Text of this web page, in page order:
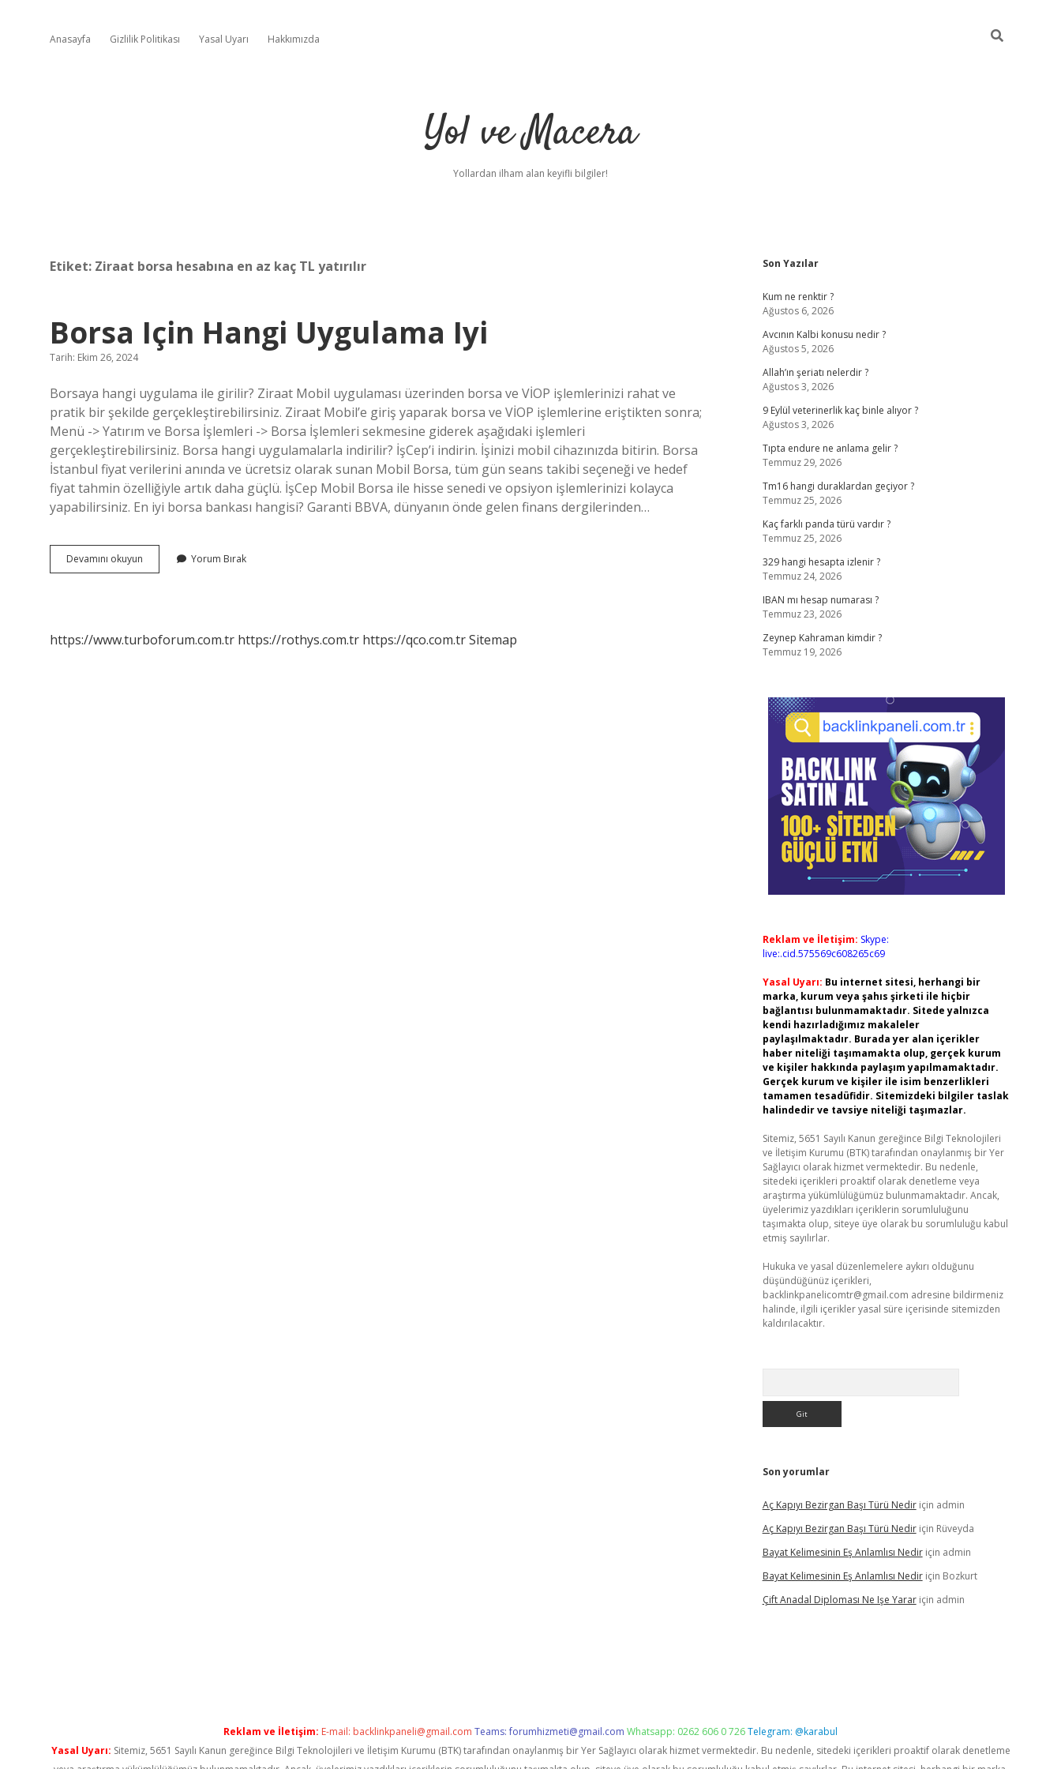
Anasayfa Gizlilik Politikası Yasal Uyarı Hakkımızda
Yol ve Macera
Yollardan ilham alan keyifli bilgiler!
Etiket: Ziraat borsa hesabına en az kaç TL yatırılır
Borsa Için Hangi Uygulama Iyi
Tarih: Ekim 26, 2024
Borsaya hangi uygulama ile girilir? Ziraat Mobil uygulaması üzerinden borsa ve VİOP işlemlerinizi rahat ve
pratik bir şekilde gerçekleştirebilirsiniz. Ziraat Mobil’e giriş yaparak borsa ve VİOP işlemlerine eriştikten sonra;
Menü -> Yatırım ve Borsa İşlemleri -> Borsa İşlemleri sekmesine giderek aşağıdaki işlemleri
gerçekleştirebilirsiniz. Borsa hangi uygulamalarla indirilir? İşCep’i indirin. İşinizi mobil cihazınızda bitirin. Borsa
İstanbul fiyat verilerini anında ve ücretsiz olarak sunan Mobil Borsa, tüm gün seans takibi seçeneği ve hedef
fiyat tahmin özelliğiyle artık daha güçlü. İşCep Mobil Borsa ile hisse senedi ve opsiyon işlemlerinizi kolayca
yapabilirsiniz. En iyi borsa bankası hangisi? Garanti BBVA, dünyanın önde gelen finans dergilerinden…
Devamını okuyun
Için
Yorum Bırak
https://www.turboforum.com.tr https://rothys.com.tr https://qco.com.trSitemap
Sidebar
Son Yazılar
Kum ne renktir ?
Ağustos 6, 2026
Avcının Kalbi konusu nedir ?
Ağustos 5, 2026
Allah’ın şeriatı nelerdir ?
Ağustos 3, 2026
9 Eylül veterinerlik kaç binle alıyor ?
Ağustos 3, 2026
Tıpta endure ne anlama gelir ?
Temmuz 29, 2026
Tm16 hangi duraklardan geçiyor ?
Temmuz 25, 2026
Kaç farklı panda türü vardır ?
Temmuz 25, 2026
329 hangi hesapta izlenir ?
Temmuz 24, 2026
IBAN mı hesap numarası ?
Temmuz 23, 2026
Zeynep Kahraman kimdir ?
Temmuz 19, 2026
Reklam ve İletişim: Skype:
live:.cid.575569c608265c69
Yasal Uyarı: Bu internet sitesi, herhangi bir
marka, kurum veya şahıs şirketi ile hiçbir
bağlantısı bulunmamaktadır. Sitede yalnızca
kendi hazırladığımız makaleler
paylaşılmaktadır. Burada yer alan içerikler
haber niteliği taşımamakta olup, gerçek kurum
ve kişiler hakkında paylaşım yapılmamaktadır.
Gerçek kurum ve kişiler ile isim benzerlikleri
tamamen tesadüfidir. Sitemizdeki bilgiler taslak
halindedir ve tavsiye niteliği taşımazlar.
Sitemiz, 5651 Sayılı Kanun gereğince Bilgi Teknolojileri
ve İletişim Kurumu (BTK) tarafından onaylanmış bir Yer
Sağlayıcı olarak hizmet vermektedir. Bu nedenle,
sitedeki içerikleri proaktif olarak denetleme veya
araştırma yükümlülüğümüz bulunmamaktadır. Ancak,
üyelerimiz yazdıkları içeriklerin sorumluluğunu
taşımakta olup, siteye üye olarak bu sorumluluğu kabul
etmiş sayılırlar.
Hukuka ve yasal düzenlemelere aykırı olduğunu
düşündüğünüz içerikleri,
backlinkpanelicomtr@gmail.com adresine bildirmeniz
halinde, ilgili içerikler yasal süre içerisinde sitemizden
kaldırılacaktır.
Son yorumlar
Aç Kapıyı Bezirgan Başı Türü Nediriçin admin
Aç Kapıyı Bezirgan Başı Türü Nediriçin Rüveyda
Bayat Kelimesinin Eş Anlamlısı Nediriçin admin
Bayat Kelimesinin Eş Anlamlısı Nediriçin Bozkurt
Çift Anadal Diploması Ne Işe Yarariçin admin
Reklam ve İletişim: E-mail: backlinkpaneli@gmail.com Teams:forumhizmeti@gmail.com Whatsapp: 0262 606 0 726Telegram: @karabul
Yasal Uyarı: Sitemiz, 5651 Sayılı Kanun gereğince Bilgi Teknolojileri ve İletişim Kurumu (BTK) tarafından onaylanmış bir Yer Sağlayıcı olarak hizmet vermektedir. Bu nedenle, sitedeki içerikleri proaktif olarak denetleme